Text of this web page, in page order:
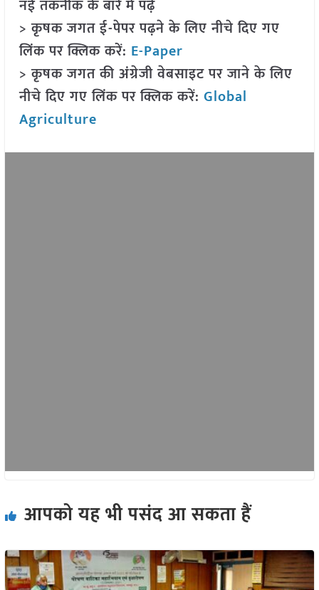
नई तकनीक के बारे में पढ़ें
> कृषक जगत ई-पेपर पढ़ने के लिए नीचे दिए गए
लिंक पर क्लिक करें: E-Paper
> कृषक जगत की अंग्रेजी वेबसाइट पर जाने के लिए
नीचे दिए गए लिंक पर क्लिक करें: Global
Agriculture
आपको यह भी पसंद आ सकता हैं